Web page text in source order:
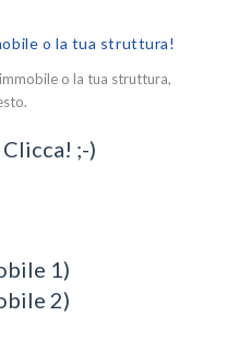
o la tua struttura!
o la tua struttura,
;-)
1)
2)